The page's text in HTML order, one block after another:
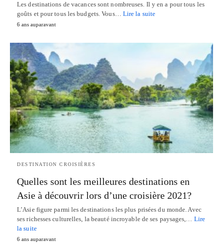
Les destinations de vacances sont nombreuses. Il y en a pour tous les
goûts et pour tous les budgets. Vous… Lire la suite
6 ans auparavant
DESTINATION CROISIÈRES
Quelles sont les meilleures destinations en
Asie à découvrir lors d’une croisière 2021?
L’Asie figure parmi les destinations les plus prisées du monde. Avec
ses richesses culturelles, la beauté incroyable de ses paysages,… Lire
la suite
6 ans auparavant